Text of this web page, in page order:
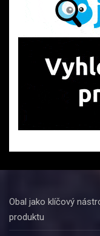
Obal jako klíčový
produktu